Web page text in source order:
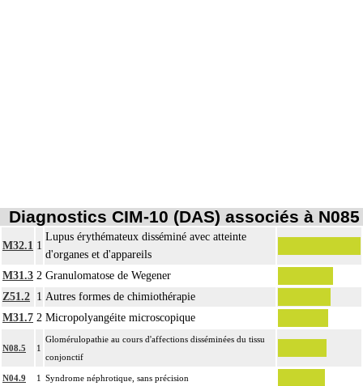
Diagnostics CIM-10 (DAS) associés à N085
M32.1 1
Lupus érythémateux disséminé avec atteinte
d'organes et d'appareils
M31.3 2 Granulomatose de Wegener
Z51.2 1 Autres formes de chimiothérapie
M31.7 2 Micropolyangéite microscopique
N08.5 1
Glomérulopathie au cours d'affections disséminées du tissu
conjonctif
N04.9 1 Syndrome néphrotique, sans précision